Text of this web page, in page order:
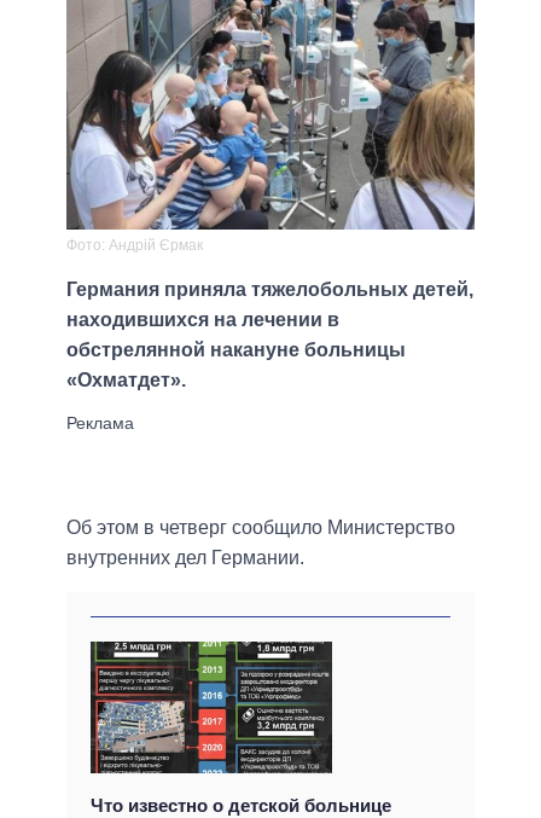
Фото: Андрій Єрмак
Германия приняла тяжелобольных детей,
находившихся на лечении в
обстрелянной накануне больницы
«Охматдет».
Об этом в четверг сообщило Министерство
внутренних дел Германии.
Что известно о детской больнице